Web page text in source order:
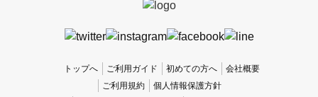
トップへ ご利用ガイド 初めての方へ
会社概要
ご利用規約
個人情報保護方針